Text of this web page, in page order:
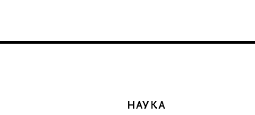
НАУКА